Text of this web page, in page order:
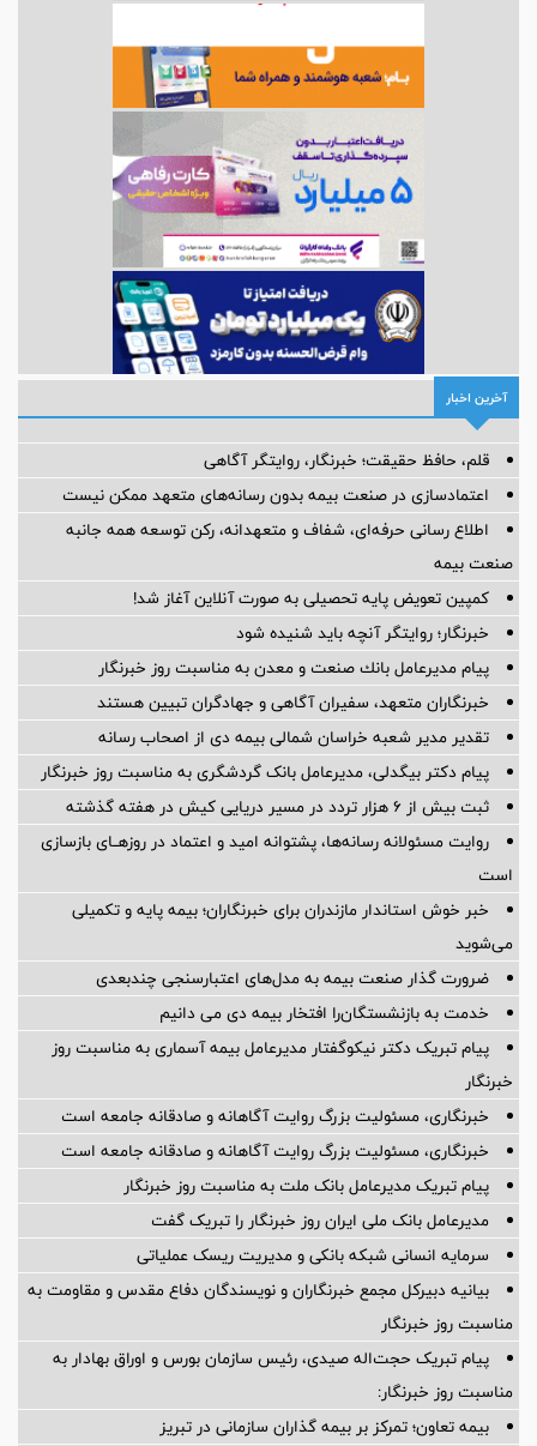
آخرین اخبار
قلم، حافظ حقیقت؛ خبرنگار، روایتگر آگاهی
اعتمادسازی در صنعت بیمه بدون رسانه‌های متعهد ممکن نیست
اطلاع رسانی حرفه‌ای، شفاف و متعهدانه، رکن توسعه همه جانبه
صنعت بیمه
کمپین تعویض پایه تحصیلی به صورت آنلاین آغاز شد!
خبرنگار؛ روایتگر آنچه باید شنیده شود
پیام مدیرعامل بانك صنعت و معدن به مناسبت روز خبرنگار
خبرنگاران متعهد، سفیران آگاهی و جهادگران تبیین هستند
تقدیر مدیر شعبه خراسان شمالی بیمه دی از اصحاب رسانه
پیام دکتر بیگدلی، مدیرعامل بانک گردشگری به مناسبت روز خبرنگار
ثبت بیش از ۶ هزار تردد در مسیر دریایی کیش در هفته گذشته
روایت مسئولانه رسانه‌ها، پشتوانه امید و اعتماد در روزهــای بازسازی
است
خبر خوش استاندار مازندران برای خبرنگاران؛‌ بیمه پایه و ‌تکمیلی
می‌شوید
ضرورت گذار صنعت بیمه به مدل‌های اعتبارسنجی چندبعدی
خدمت به بازنشستگان‌را افتخار بیمه دی می دانیم
پیام تبریک دکتر نیکوگفتار مدیرعامل بیمه آسماری به مناسبت روز
خبرنگار
خبرنگاری، مسئولیت بزرگ روایت آگاهانه و صادقانه جامعه است
خبرنگاری، مسئولیت بزرگ روایت آگاهانه و صادقانه جامعه است
پیام تبریک مدیرعامل بانک ملت به مناسبت روز خبرنگار
مدیرعامل بانک ملی ایران روز خبرنگار را تبریک گفت
سرمایه انسانی شبکه بانکی و مدیریت ریسک عملیاتی
بیانیه دبیرکل مجمع خبرنگاران و نویسندگان دفاع مقدس و مقاومت به
مناسبت روز خبرنگار
پیام تبریک حجت‌اله صیدی، رئیس سازمان بورس و اوراق بهادار به
مناسبت روز خبرنگار:
بیمه تعاون؛ تمرکز بر بیمه گذاران سازمانی در تبریز